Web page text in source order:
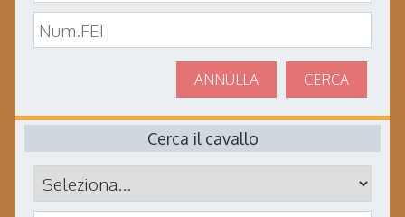
CERCA
ANNULLA
Cerca il cavallo